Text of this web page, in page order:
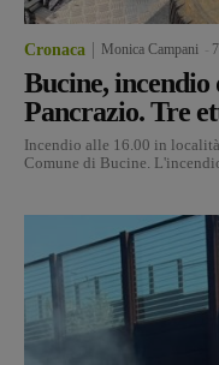
Cronaca Monica Campani
Bucine, incendio
Pancrazio. Tre
Incendio alle 16.00 in
Comune di Bucine.